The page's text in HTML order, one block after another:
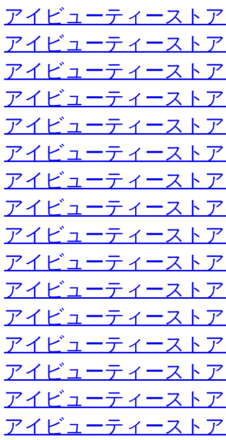
アイビューティースト
アイビューティースト
アイビューティースト
アイビューティースト
アイビューティースト
アイビューティースト
アイビューティースト
アイビューティースト
アイビューティースト
アイビューティースト
アイビューティースト
アイビューティースト
アイビューティースト
アイビューティースト
アイビューティースト
アイビューティースト